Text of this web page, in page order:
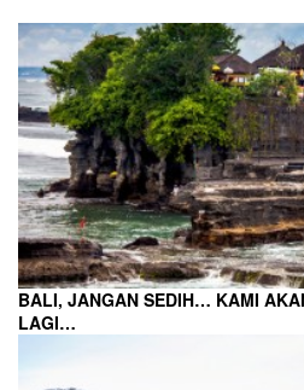
BALI, JANGAN SEDIH… KAMI
LAGI…